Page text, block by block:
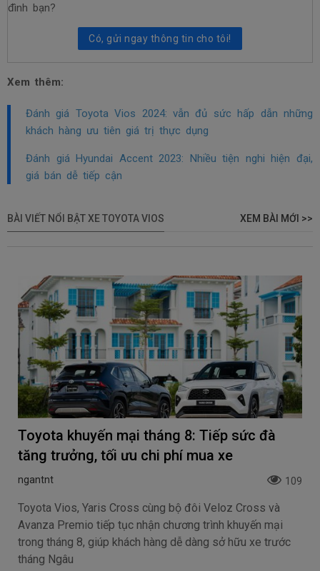
đình bạn?
Có, gửi ngay thông tin cho tôi!
Xem thêm:
Đánh giá Toyota Vios 2024: vẫn đủ sức hấp dẫn những
khách hàng ưu tiên giá trị thực dụng
Đánh giá Hyundai Accent 2023: Nhiều tiện nghi hiện đại,
giá bán dễ tiếp cận
BÀI VIẾT NỔI BẬT XE TOYOTA VIOS XEM BÀI MỚI >>
Toyota khuyến mại tháng 8: Tiếp sức đà
tăng trưởng, tối ưu chi phí mua xe
ngantnt 109
Toyota Vios, Yaris Cross cùng bộ đôi Veloz Cross và
Avanza Premio tiếp tục nhận chương trình khuyến mại
trong tháng 8, giúp khách hàng dễ dàng sở hữu xe trước
tháng Ngâu